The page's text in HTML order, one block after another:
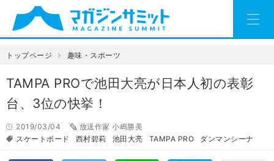
トップページ 趣味・スポーツ
TAMPA PROで池田大亮が日本人初の表彰
台、3位の快挙！
2019/03/04
放送作家 小嶋勝美
スケートボード
西村碧莉 池田大亮 TAMPA PRO ダンマンシーナ